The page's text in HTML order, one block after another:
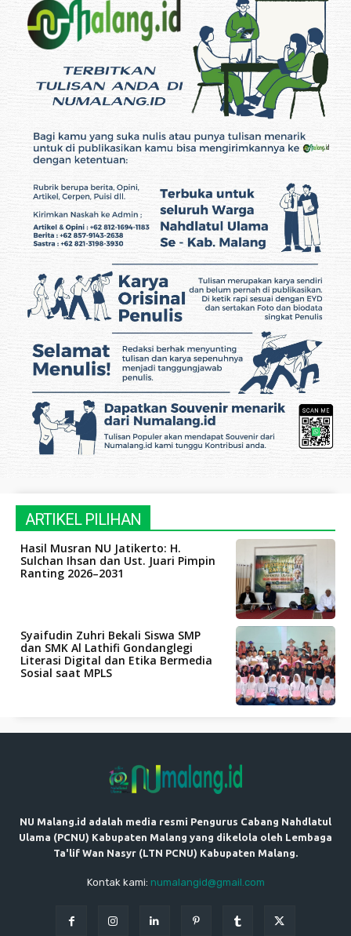
ARTIKEL PILIHAN
Hasil Musran NU Jatikerto: H.
Sulchan Ihsan dan Ust. Juari Pimpin
Ranting 2026–2031
Syaifudin Zuhri Bekali Siswa SMP
dan SMK Al Lathifi Gondanglegi
Literasi Digital dan Etika Bermedia
Sosial saat MPLS
NU Malang.id adalah media resmi Pengurus Cabang Nahdlatul
Ulama (PCNU) Kabupaten Malang yang dikelola oleh Lembaga
Ta'lif Wan Nasyr (LTN PCNU) Kabupaten Malang.
Kontak kami: numalangid@gmail.com